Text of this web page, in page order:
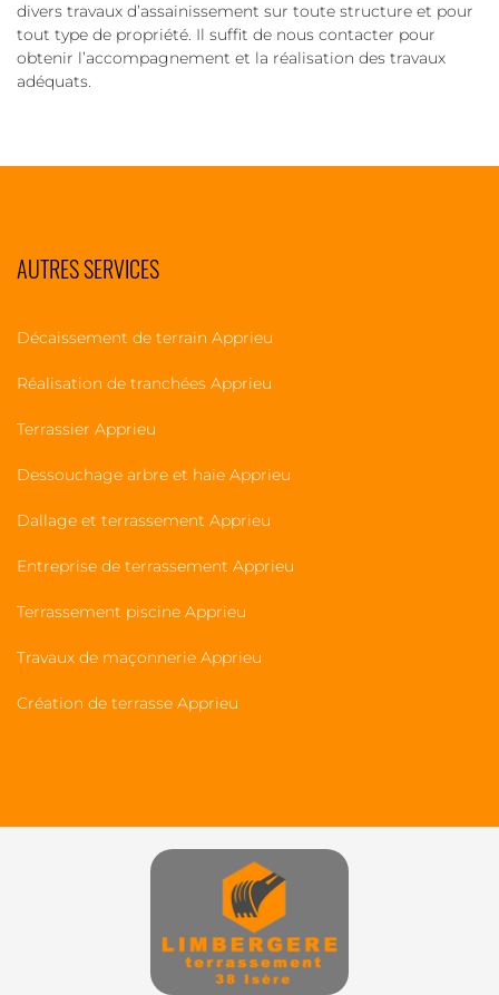
divers travaux d’assainissement sur toute structure et pour
tout type de propriété. Il suffit de nous contacter pour
obtenir l’accompagnement et la réalisation des travaux
adéquats.
AUTRES SERVICES
Décaissement de terrain Apprieu
Réalisation de tranchées Apprieu
Terrassier Apprieu
Dessouchage arbre et haie Apprieu
Dallage et terrassement Apprieu
Entreprise de terrassement Apprieu
Terrassement piscine Apprieu
Travaux de maçonnerie Apprieu
Création de terrasse Apprieu